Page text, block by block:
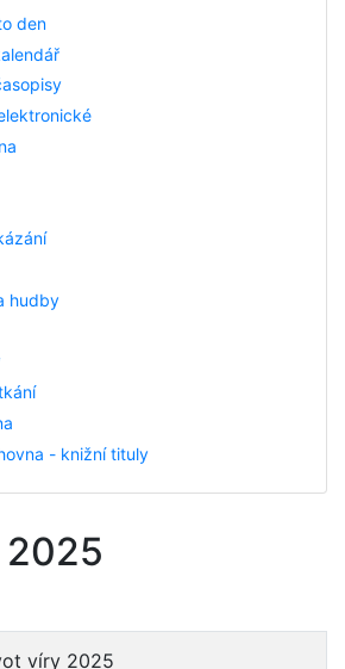
den
hudby
- knižní tituly
víry 2025